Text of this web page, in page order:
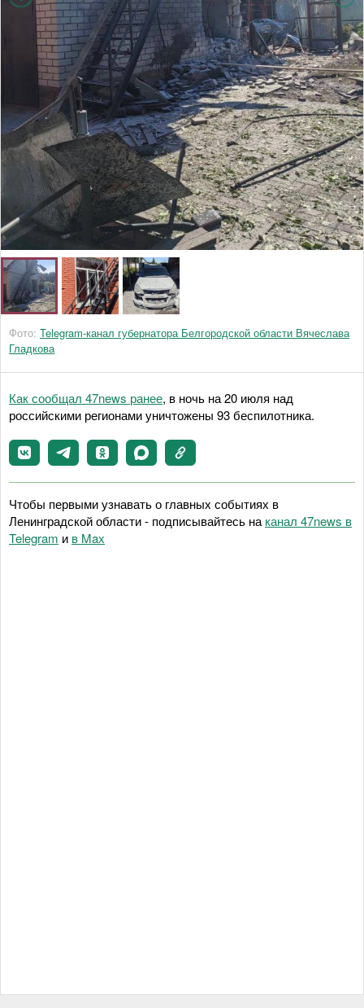
Фото: Telegram-канал губернатора Белгородской области Вячеслава
Гладкова
Как сообщал 47news ранее, в ночь на 20 июля над
российскими регионами уничтожены 93 беспилотника.
Чтобы первыми узнавать о главных событиях в
Ленинградской области - подписывайтесь на канал 47news в
Telegram и в Maх